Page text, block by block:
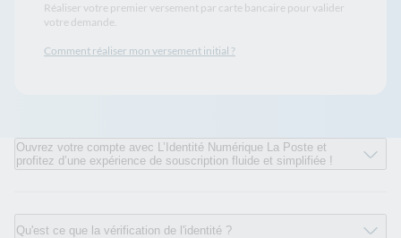
Réaliser votre premier versement par carte bancaire pour valider
votre demande.
Comment réaliser mon versement initial ?
Ouvrez votre compte avec L’Identité Numérique La Poste et
profitez d’une expérience de souscription fluide et simplifiée !
Qu'est ce que la vérification de l'identité ?